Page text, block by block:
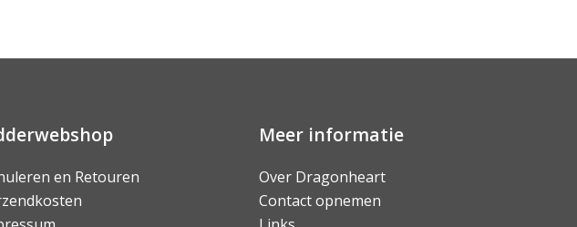
en Retouren
Meer informatie
Over Dragonheart
Contact opnemen